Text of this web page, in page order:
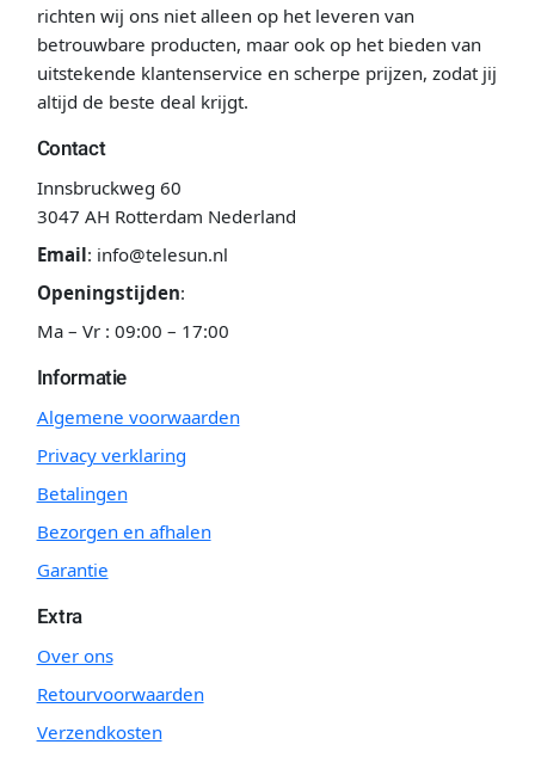
richten wij ons niet alleen op het leveren van
betrouwbare producten, maar ook op het bieden van
uitstekende klantenservice en scherpe prijzen, zodat jij
altijd de beste deal krijgt.
Contact
Innsbruckweg 60
3047 AH Rotterdam Nederland
Email: info@telesun.nl
Openingstijden:
Ma – Vr : 09:00 – 17:00
Informatie
Algemene voorwaarden
Privacy verklaring
Betalingen
Bezorgen en afhalen
Garantie
Extra
Over ons
Retourvoorwaarden
Verzendkosten